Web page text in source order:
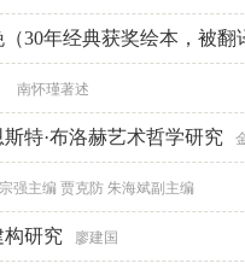
30年经典获奖绘本，被翻
米厄南怀瑾著述
特·布洛赫艺术哲学研究
强主编 贾克防 朱海斌副主编
研究 廖建国